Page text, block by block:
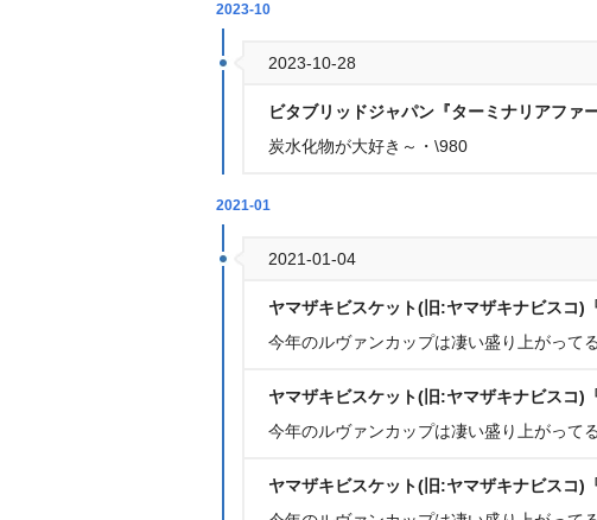
2023-10
2023-10-28
ビタブリッドジャパン『ターミナリアファー
炭水化物が大好き～・\980
2021-01
2021-01-04
ヤマザキビスケット(旧:ヤマザキナビスコ)
今年のルヴァンカップは凄い盛り上がって
ヤマザキビスケット(旧:ヤマザキナビスコ)
今年のルヴァンカップは凄い盛り上がって
ヤマザキビスケット(旧:ヤマザキナビスコ)